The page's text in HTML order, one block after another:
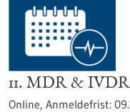
11. MDR &
Online, Anmeldefrist: